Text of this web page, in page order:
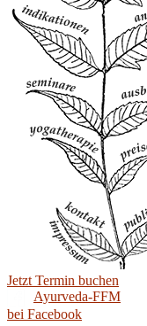
Jetzt Termin buchen
Ayurveda-FFM
bei Facebook